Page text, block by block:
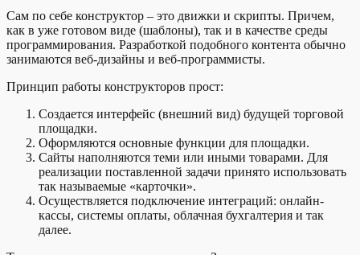
Сам по себе конструктор – это движки и скрипты. Причем,
как в уже готовом виде (шаблоны), так и в качестве среды
программирования. Разработкой подобного контента обычно
занимаются веб-дизайны и веб-программисты.
Принцип работы конструкторов прост:
Создается интерфейс (внешний вид) будущей торговой
площадки.
Оформляются основные функции для площадки.
Сайты наполняются теми или иными товарами. Для
реализации поставленной задачи принято использовать
так называемые «карточки».
Осуществляется подключение интеграций: онлайн-
кассы, системы оплаты, облачная бухгалтерия и так
далее.